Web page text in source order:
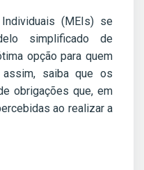
(MEIs) se
simplificado de
opção para quem
assim, saiba que os
obrigações que, em
ao realizar a